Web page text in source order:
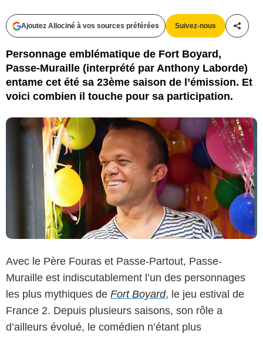
Ajoutez Allociné à vos sources préférées Suivez-nous
Personnage emblématique de Fort Boyard,
Passe-Muraille (interprété par Anthony Laborde)
entame cet été sa 23ème saison de l’émission. Et
voici combien il touche pour sa participation.
Avec le Père Fouras et Passe-Partout, Passe-
Muraille est indiscutablement l’un des personnages
les plus mythiques de Fort Boyard, le jeu estival de
France 2. Depuis plusieurs saisons, son rôle a
d’ailleurs évolué, le comédien n’étant plus